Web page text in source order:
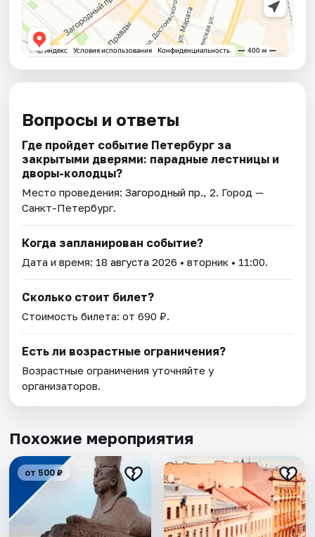
Вопросы и ответы
Где пройдет событие Петербург за
закрытыми дверями: парадные лестницы и
дворы-колодцы?
Место проведения:Загородный пр., 2. Город —
Санкт-Петербург.
Когда запланирован событие?
Дата и время: 18 августа 2026 • вторник • 11:00.
Сколько стоит билет?
Стоимость билета: от 690 ₽.
Есть ли возрастные ограничения?
Возрастные ограничения уточняйте у
организаторов.
Похожие мероприятия
от 500 ₽